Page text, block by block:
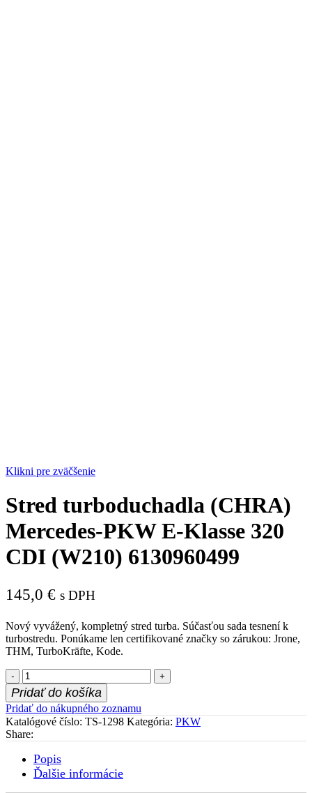
Klikni pre zväčšenie
Stred turboduchadla (CHRA)
Mercedes-PKW E-Klasse 320
CDI (W210) 6130960499
145,0 € s DPH
Nový vyvážený, kompletný stred turba. Súčasťou sada tesnení k
turbostredu. Ponúkame len certifikované značky so zárukou: Jrone,
THM, TurboKräfte, Kode.
množstvo
Stred
turboduchadla
(CHRA)
Mercedes-
PKW
Klasse
320
Pridať do košíka
Pridať do nákupného zoznamu
Katalógové číslo: TS-1298 Kategória: PKW
Share:
Popis
Ďalšie informácie